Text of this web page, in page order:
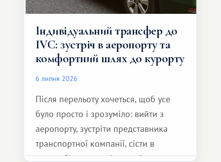
Індивідуальний трансфер до
IVC: зустріч в аеропорту та
комфортний шлях до курорту
6 липня 2026
Після перельоту хочеться, щоб усе
було просто і зрозуміло: вийти з
аеропорту, зустріти представника
транспортної компанії, сісти в
автомобіль та спокійно доїхати до